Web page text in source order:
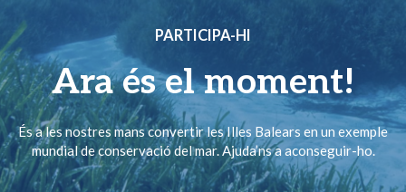
PARTICIPA-HI
Ara és el moment!
És a les nostres mans convertir les Illes Balears en un exemple
mundial de conservació del mar. Ajuda’ns a aconseguir-ho.